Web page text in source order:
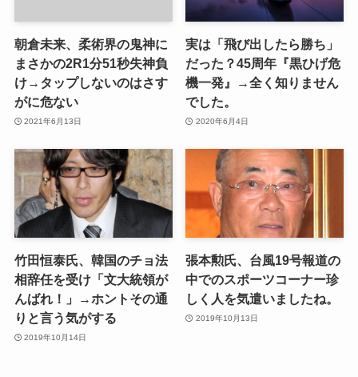
朝倉未来、柔術界の鬼神に
まさかの2R1分51秒失神負
け→タップしないのはさす
がに危ない
2021年6月13日
実は「飛び出したら勝ち」
だった？45周年『黒ひげ危
機一発』→全く知りません
でした。
2020年6月4日
竹田恒泰氏、韓国のチョ法
相辞任を受け「文大統領が
んばれ！」→ホントその通
りと言う気がする
2019年10月14日
張本勲氏、台風19号報道の
中でのスポーツコーナー珍
しく人を気遣いましたね。
2019年10月13日